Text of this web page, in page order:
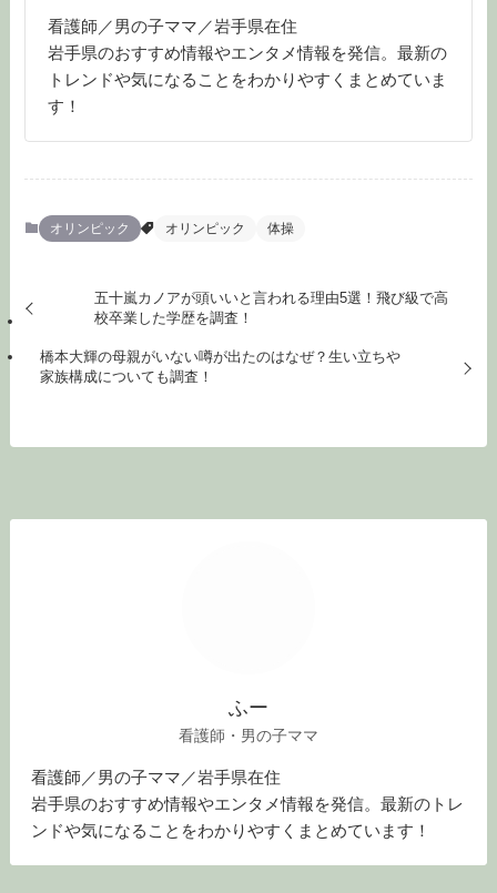
看護師／男の子ママ／岩手県在住
岩手県のおすすめ情報やエンタメ情報を発信。最新の
トレンドや気になることをわかりやすくまとめていま
す！
オリンピック オリンピック 体操
五十嵐カノアが頭いいと言われる理由5選！飛び級で高
校卒業した学歴を調査！
橋本大輝の母親がいない噂が出たのはなぜ？生い立ちや
家族構成についても調査！
ふー
看護師・男の子ママ
看護師／男の子ママ／岩手県在住
岩手県のおすすめ情報やエンタメ情報を発信。最新のトレ
ンドや気になることをわかりやすくまとめています！